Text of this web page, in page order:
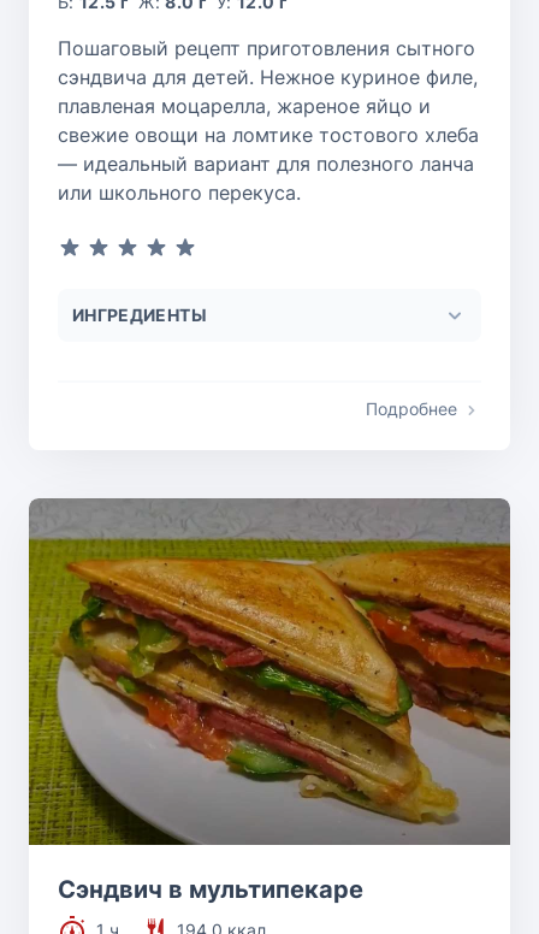
Пошаговый рецепт приготовления сытного
сэндвича для детей. Нежное куриное филе,
плавленая моцарелла, жареное яйцо и
свежие овощи на ломтике тостового хлеба
— идеальный вариант для полезного ланча
или школьного перекуса.
ИНГРЕДИЕНТЫ
Подробнее
Сэндвич в мультипекаре
1 ч. 194.0 ккал